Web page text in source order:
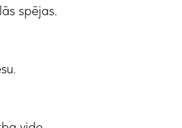
spējas.